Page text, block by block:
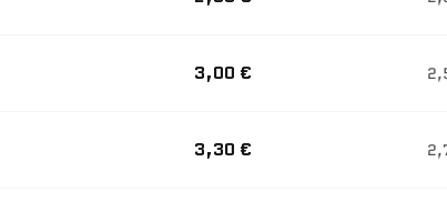
3,00 €
3,30 €